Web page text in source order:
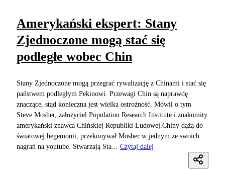
Amerykański ekspert: Stany
Zjednoczone mogą stać się
podległe wobec Chin
Stany Zjednoczone mogą przegrać rywalizację z Chinami i stać się
państwem podległym Pekinowi. Przewagi Chin są naprawdę
znaczące, stąd konieczna jest wielka ostrożność. Mówił o tym
Steve Mosher, założyciel Population Research Institute i znakomity
amerykański znawca Chińskiej Republiki Ludowej.Chiny dążą do
światowej hegemonii, przekonywał Mosher w jednym ze swoich
nagrań na youtube. Stwarzają Sta...
Czytaj dalej